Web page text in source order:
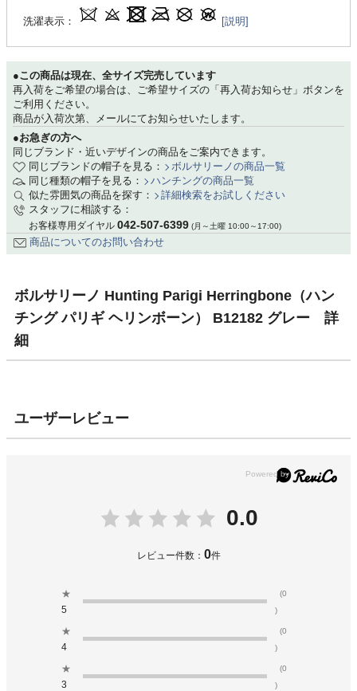
洗濯表示： [説明]
●この商品は現在、全サイズ完売しています
再入荷をご希望の場合は、ご希望サイズの「再入荷お知らせ」ボタンを
ご利用ください。
商品が入荷次第、メールにてお知らせいたします。
●お急ぎの方へ
同じブランド・近いデザインの商品をご案内できます。
同じブランドの帽子を見る：
ボルサリーノの商品一覧
同じ種類の帽子を見る：
ハンチングの商品一覧
似た雰囲気の商品を探す：
詳細検索をお試しください
スタッフに相談する：
お客様専用ダイヤル 042-507-6399 (月～土曜 10:00～17:00)
商品についてのお問い合わせ
ボルサリーノ Hunting Parigi Herringbone（ハン
チング パリギ ヘリンボーン） B12182 グレー 詳
細
ユーザーレビュー
0.0
レビュー件数： 0件
★
5
(0
)
★
4
(0
)
★
3
(0
)